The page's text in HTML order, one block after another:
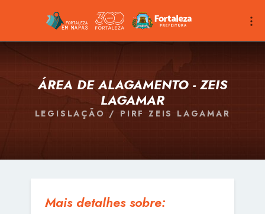
ÁREA DE ALAGAMENTO - ZEIS
LAGAMAR
LEGISLAÇÃO / PIRF ZEIS LAGAMAR
Mais detalhes sobre: